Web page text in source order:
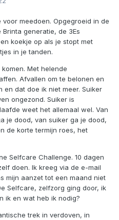
meedoen. Opgegroeid in de
generatie, de 3Es
koekje op als je stopt met
in je tanden.
Met helende
Afvallen om te belonen en
dat doe ik niet meer. Suiker
ongezond. Suiker is
weet het allemaal wel. Van
je dood, van suiker ga je dood,
de korte termijn roes, het
Selfcare Challenge. 10 dagen
doen. Ik kreeg via de e-mail
mijn aanzet tot een maand niet
Selfcare, zelfzorg ging door, ik
ik en wat heb ik nodig?
trek in verdoven, in